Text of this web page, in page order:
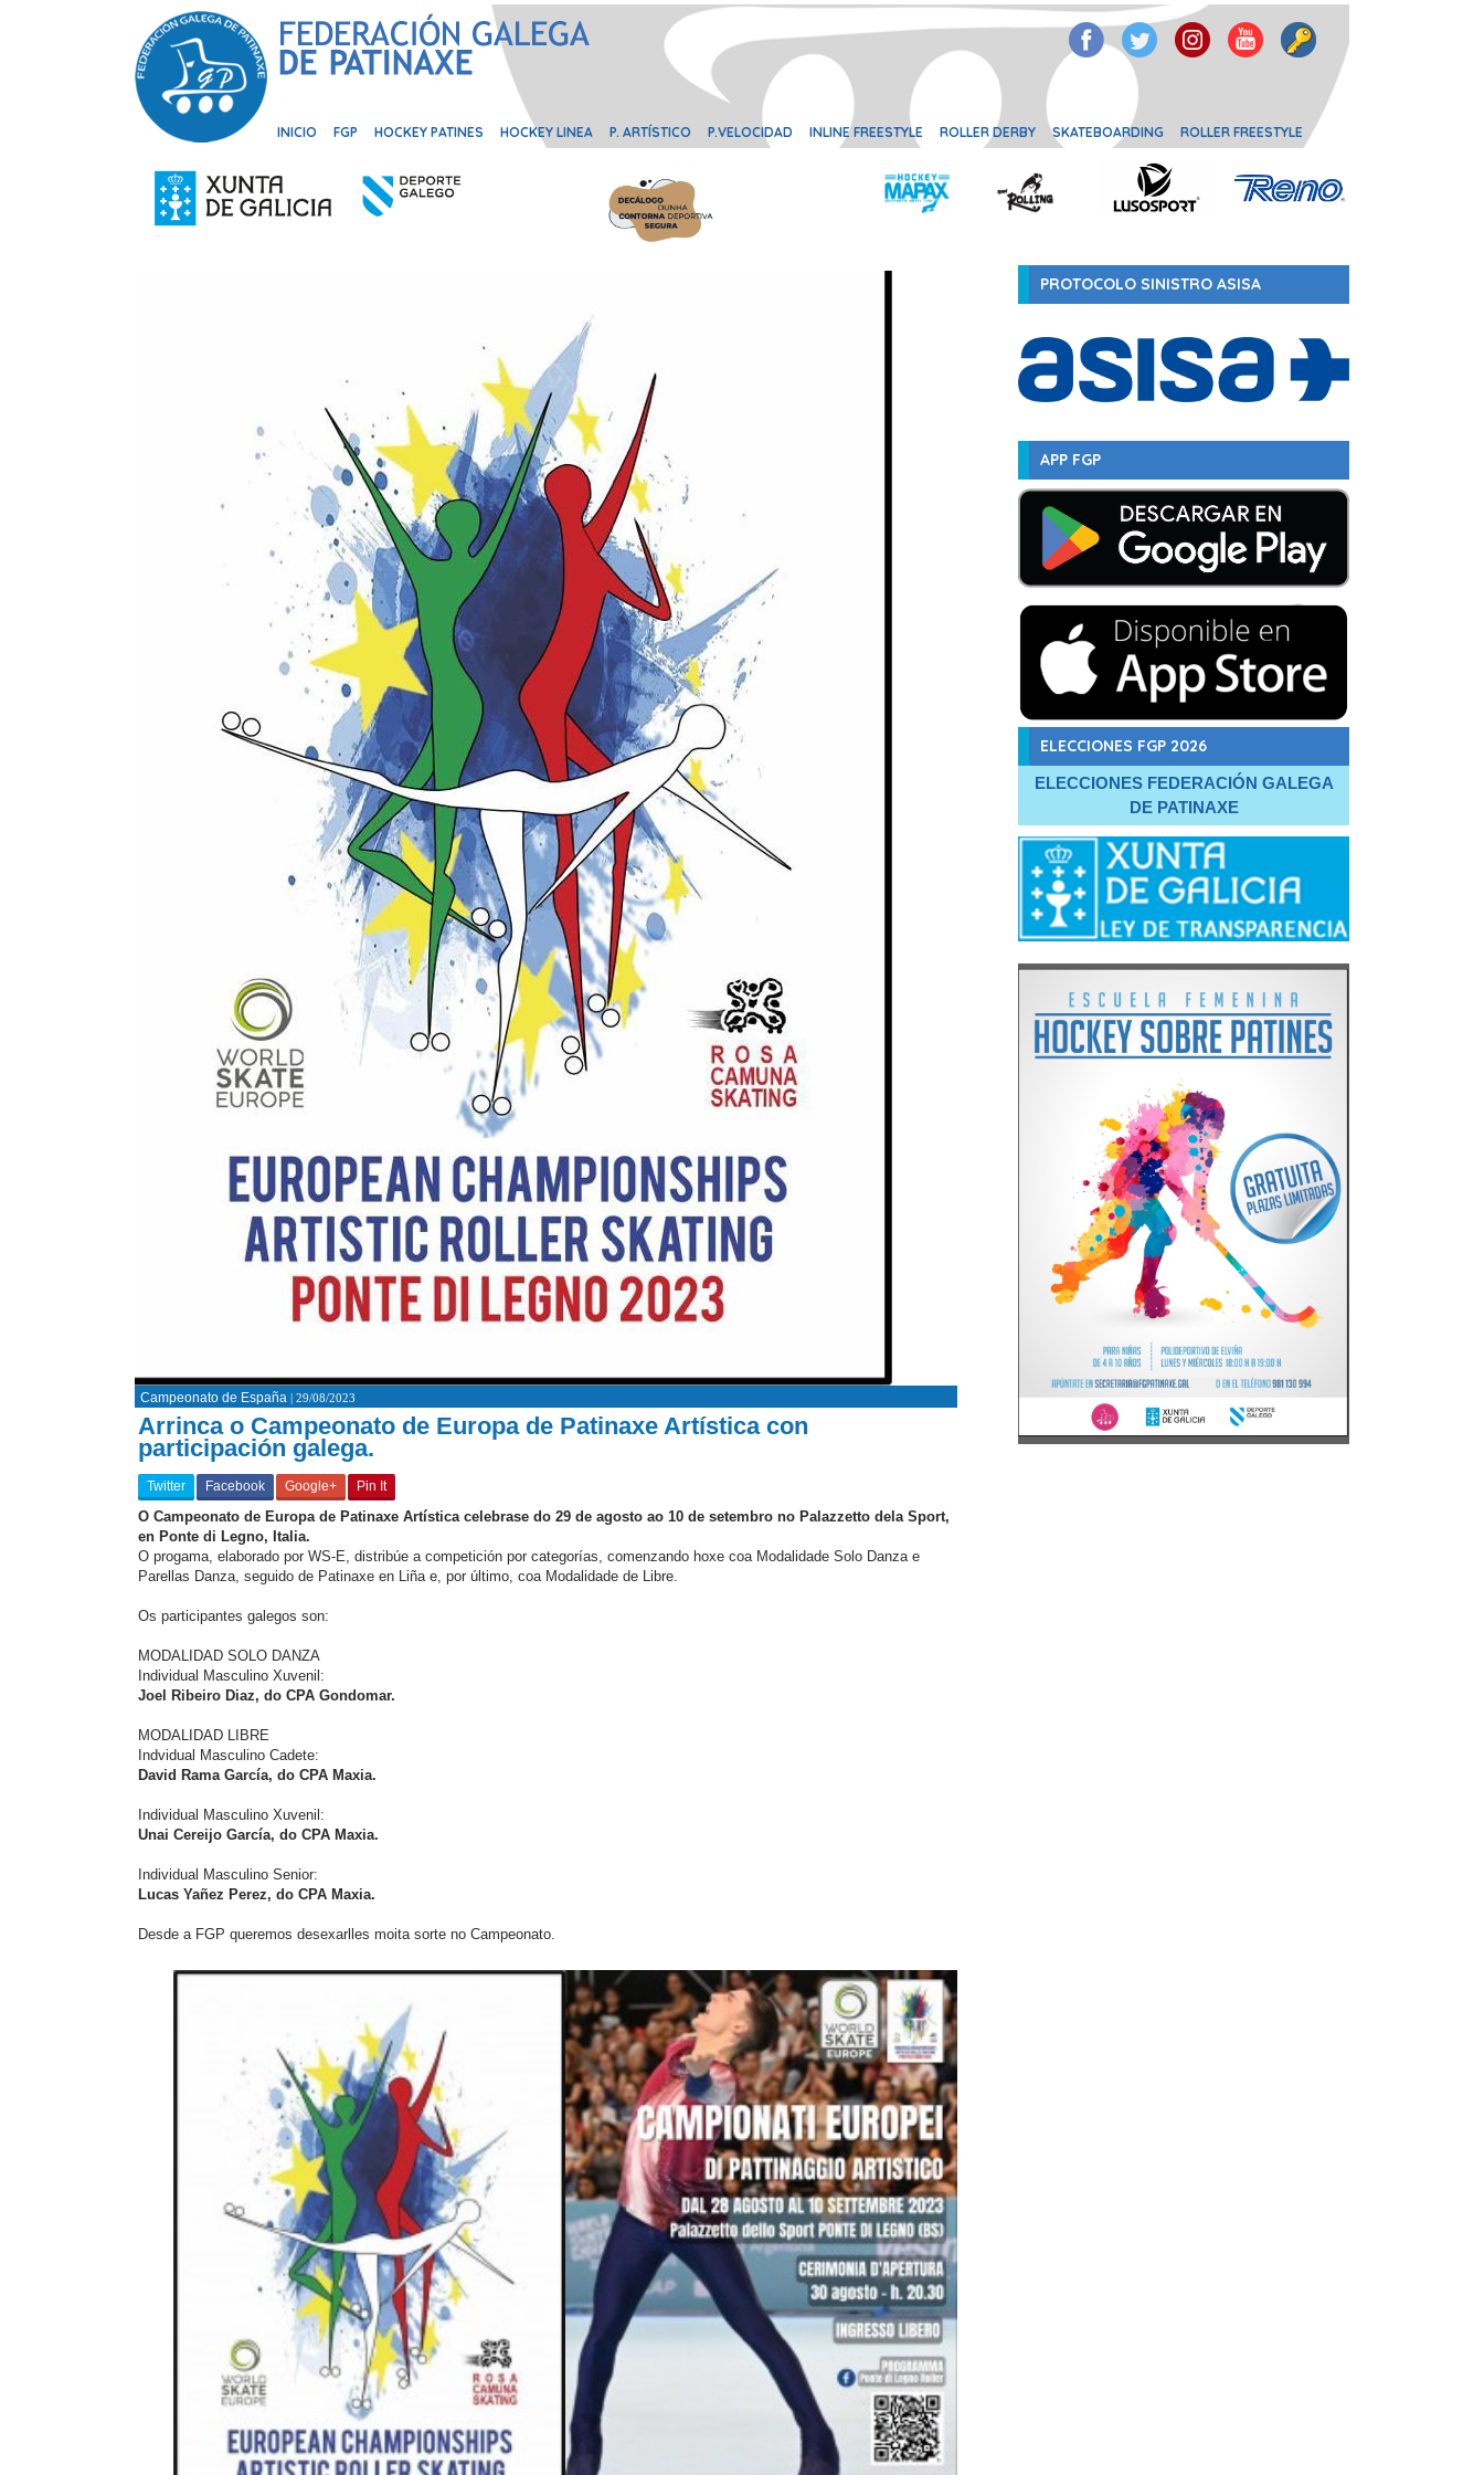
INICIO FGP HOCKEY PATINES HOCKEY LINEA P. ARTÍSTICO P.VELOCIDAD INLINE FREESTYLE ROLLER DERBY SKATEBOARDING ROLLER FREESTYLE
PROTOCOLO SINISTRO ASISA
APP FGP
ELECCIONES FGP 2026
ELECCIONES FEDERACIÓN GALEGA
DE PATINAXE
Campeonato de España | 29/08/2023
Arrinca o Campeonato de Europa de Patinaxe Artística con
participación galega.
Twitter Facebook Google+ Pin It
O Campeonato de Europa de Patinaxe Artística celebrase do 29 de agosto ao 10 de setembro no Palazzetto dela Sport,
en Ponte di Legno, Italia.
O progama, elaborado por WS-E, distribúe a competición por categorías, comenzando hoxe coa Modalidade Solo Danza e
Parellas Danza, seguido de Patinaxe en Liña e, por último, coa Modalidade de Libre.
Os participantes galegos son:
MODALIDAD SOLO DANZA
Individual Masculino Xuvenil:
Joel Ribeiro Diaz, do CPA Gondomar.
MODALIDAD LIBRE
Indvidual Masculino Cadete:
David Rama García, do CPA Maxia.
Individual Masculino Xuvenil:
Unai Cereijo García, do CPA Maxia.
Individual Masculino Senior:
Lucas Yañez Perez, do CPA Maxia.
Desde a FGP queremos desexarlles moita sorte no Campeonato.